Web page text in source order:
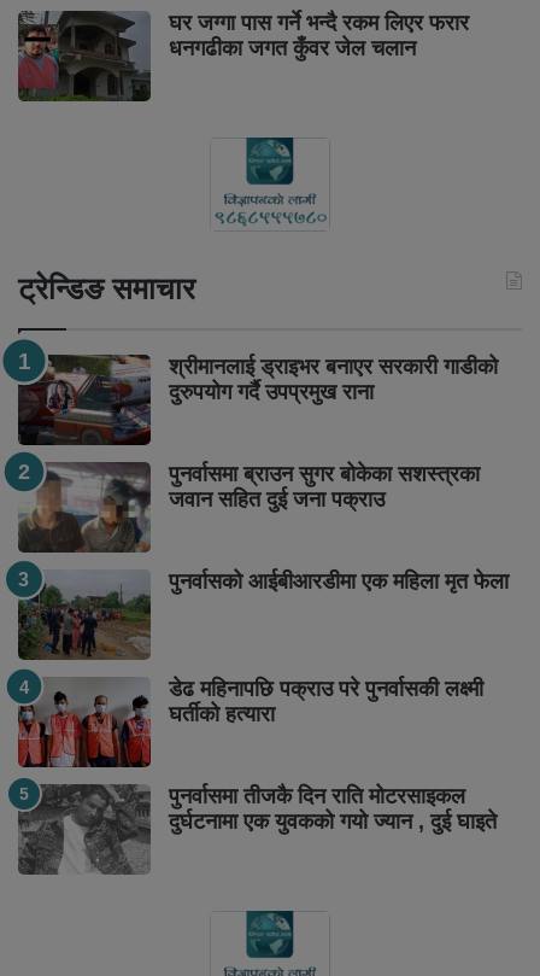
घर जग्गा पास गर्ने भन्दै रकम लिएर फरार
धनगढीका जगत कुँवर जेल चलान
ट्रेन्डिङ समाचार
श्रीमानलाई ड्राइभर बनाएर सरकारी गाडीको
दुरुपयोग गर्दै उपप्रमुख राना
पुनर्वासमा ब्राउन सुगर बोकेका सशस्त्रका
जवान सहित दुई जना पक्राउ
पुनर्वासको आईबीआरडीमा एक महिला मृत फेला
डेढ महिनापछि पक्राउ परे पुनर्वासकी लक्ष्मी
घर्तीको हत्यारा
पुनर्वासमा तीजकै दिन राति मोटरसाइकल
दुर्घटनामा एक युवकको गयो ज्यान , दुई घाइते